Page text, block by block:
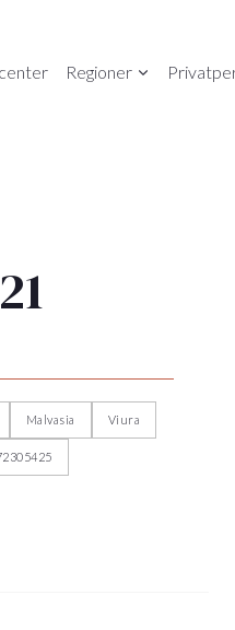
Regioner
Malvasia Viura